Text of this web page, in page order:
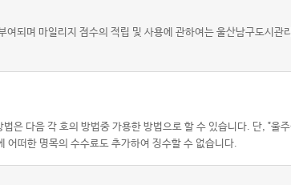
되며 마일리지 점수의 적립 및 사용에 관하여는 울산남구도시관
은 다음 각 호의 방법중 가용한 방법으로 할 수 있습니다. 단, "울
어떠한 명목의 수수료도 추가하여 징수할 수 없습니다.